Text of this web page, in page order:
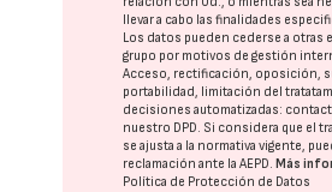
llevar a cabo las finalidades
Los datos pueden cederse a otras
grupo por motivos de gestión
Acceso, rectificación, oposición,
portabilidad, limitación del
decisiones automatizadas:
nuestro DPD. Si considera que el
se ajusta a la normativa vigente,
reclamación ante laAEPD.Más
Política de Protección de Datos